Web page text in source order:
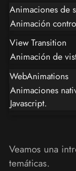
Animaciones de
Animación
View Transition
Animación de
WebAnimations
Animaciones
Javascript.
Veamos una
temáticas.